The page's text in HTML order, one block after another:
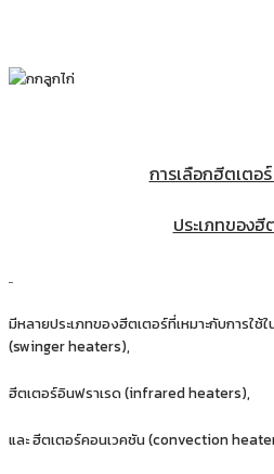
การเลือกฮีตเตอ
ประเภทของฮี
มีหลายประเภทของฮีตเตอร์ที่เหมาะกับการใช้
(swinger heaters),
ฮีตเตอร์อินฟราเรด (infrared heaters),
และ ฮีตเตอร์คอนเวคชัน (convection